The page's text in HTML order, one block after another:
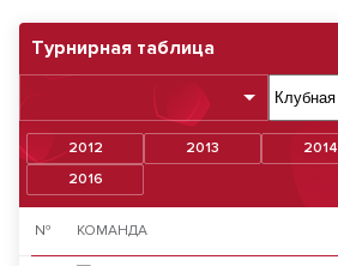
Турнирная таблица
2012 2013 2014
2016
№ КОМАНДА